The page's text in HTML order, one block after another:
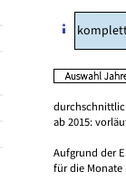
ab 2015:
Aufgrund der
für die Monate